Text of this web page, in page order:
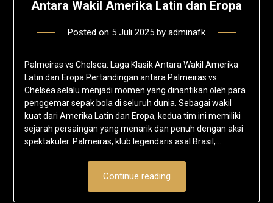
Antara Wakil Amerika Latin dan Eropa
Posted on 5 Juli 2025 by adminafk
Palmeiras vs Chelsea: Laga Klasik Antara Wakil Amerika
Latin dan Eropa Pertandingan antara Palmeiras vs
Chelsea selalu menjadi momen yang dinantikan oleh para
penggemar sepak bola di seluruh dunia. Sebagai wakil
kuat dari Amerika Latin dan Eropa, kedua tim ini memiliki
sejarah persaingan yang menarik dan penuh dengan aksi
spektakuler. Palmeiras, klub legendaris asal Brasil,…
Continue reading